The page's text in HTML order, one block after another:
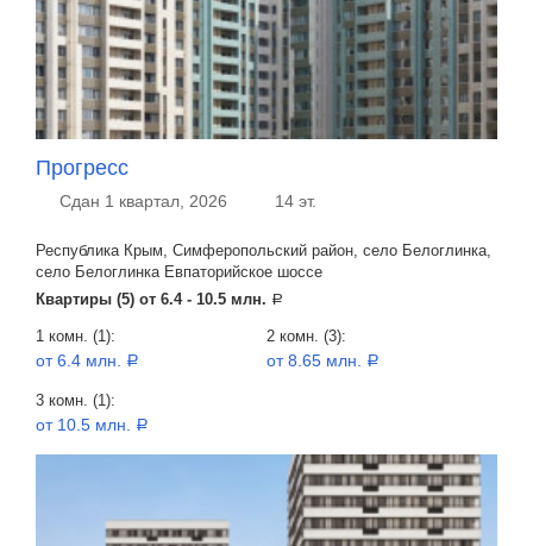
Прогресс
Сдан 1 квартал, 2026 14 эт.
Республика Крым, Симферопольский район, село Белоглинка,
село Белоглинка Евпаторийское шоссе
Квартиры (5) от 6.4 - 10.5 млн. a
1 комн. (1):
от 6.4 млн. a
2 комн. (3):
от 8.65 млн. a
3 комн. (1):
от 10.5 млн. a